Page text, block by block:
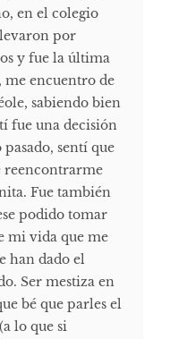
en el colegio
por
y fue la última
me encuentro de
sabiendo bien
fue una decisión
sentí que
reencontrarme
Fue también
podido tomar
mi vida que me
han dado el
Ser mestiza en
bé que parles el
lo que si